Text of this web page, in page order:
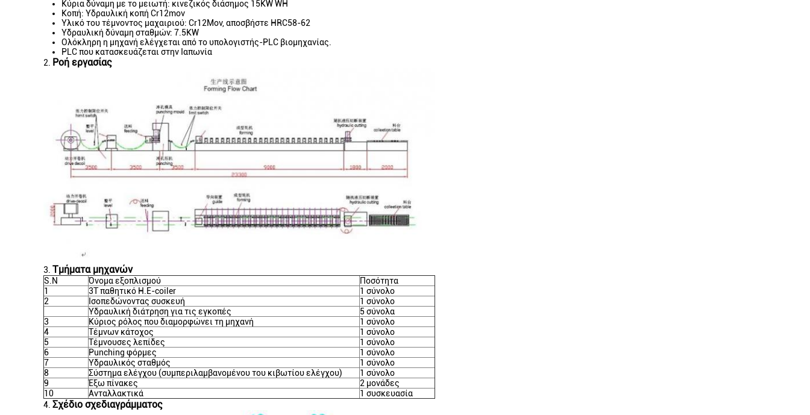
Κύρια δύναμη με το μειωτή: κινεζικός διάσημος 15KW WH
Κοπή: Υδραυλική κοπή Cr12mov
Υλικό του τέμνοντος μαχαιριού: Cr12Mov, αποσβήστε HRC58-62
Υδραυλική δύναμη σταθμών: 7.5KW
Ολόκληρη η μηχανή ελέγχεται από το υπολογιστής-PLC βιομηχανίας.
PLC που κατασκευάζεται στην Ιαπωνία
2. Ροή εργασίας
3. Τμήματα μηχανών
S.N Όνομα εξοπλισμού
Ποσότητα
1
3T παθητικό Η.Ε-coiler
1 σύνολο
2
Ισοπεδώνοντας συσκευή
1 σύνολο
Υδραυλική διάτρηση για τις εγκοπές
5 σύνολα
3
Κύριος ρόλος που διαμορφώνει τη μηχανή
1 σύνολο
4
Τέμνων κάτοχος
1 σύνολο
5
Τέμνουσες λεπίδες
1 σύνολο
6
Punching φόρμες
1 σύνολο
7
Υδραυλικός σταθμός
1 σύνολο
8
Σύστημα ελέγχου (συμπεριλαμβανομένου του κιβωτίου ελέγχου)
1 σύνολο
9
Έξω πίνακες
2 μονάδες
10
Ανταλλακτικά
1 συσκευασία
4. Σχέδιο σχεδιαγράμματος